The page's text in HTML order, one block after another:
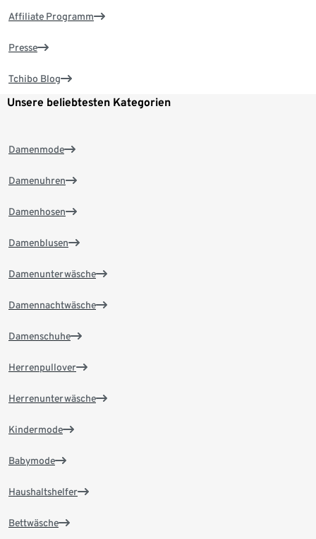
Affiliate Programm
Presse
Tchibo Blog
Unsere beliebtesten Kategorien
Damenmode
Damenuhren
Damenhosen
Damenblusen
Damenunterwäsche
Damennachtwäsche
Damenschuhe
Herrenpullover
Herrenunterwäsche
Kindermode
Babymode
Haushaltshelfer
Bettwäsche